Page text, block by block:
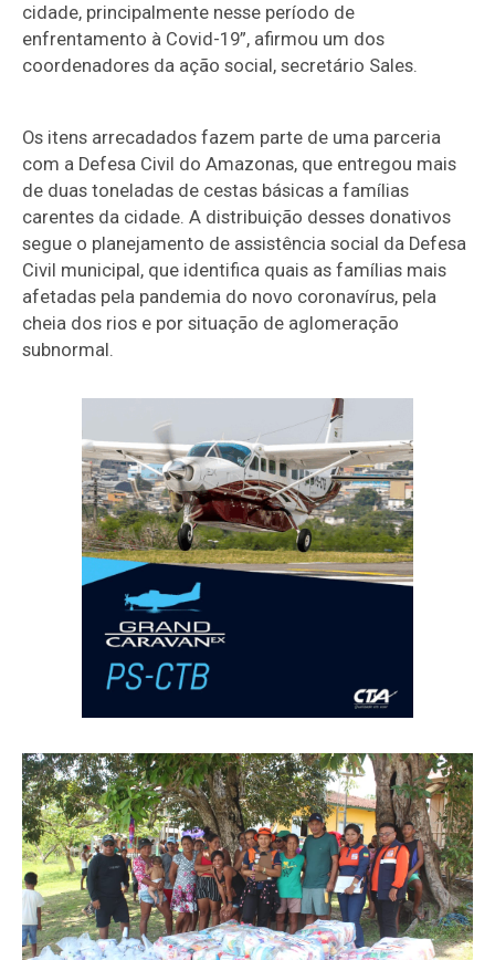
cidade, principalmente nesse período de
enfrentamento à Covid-19”, afirmou um dos
coordenadores da ação social, secretário Sales.
Os itens arrecadados fazem parte de uma parceria
com a Defesa Civil do Amazonas, que entregou mais
de duas toneladas de cestas básicas a famílias
carentes da cidade. A distribuição desses donativos
segue o planejamento de assistência social da Defesa
Civil municipal, que identifica quais as famílias mais
afetadas pela pandemia do novo coronavírus, pela
cheia dos rios e por situação de aglomeração
subnormal.